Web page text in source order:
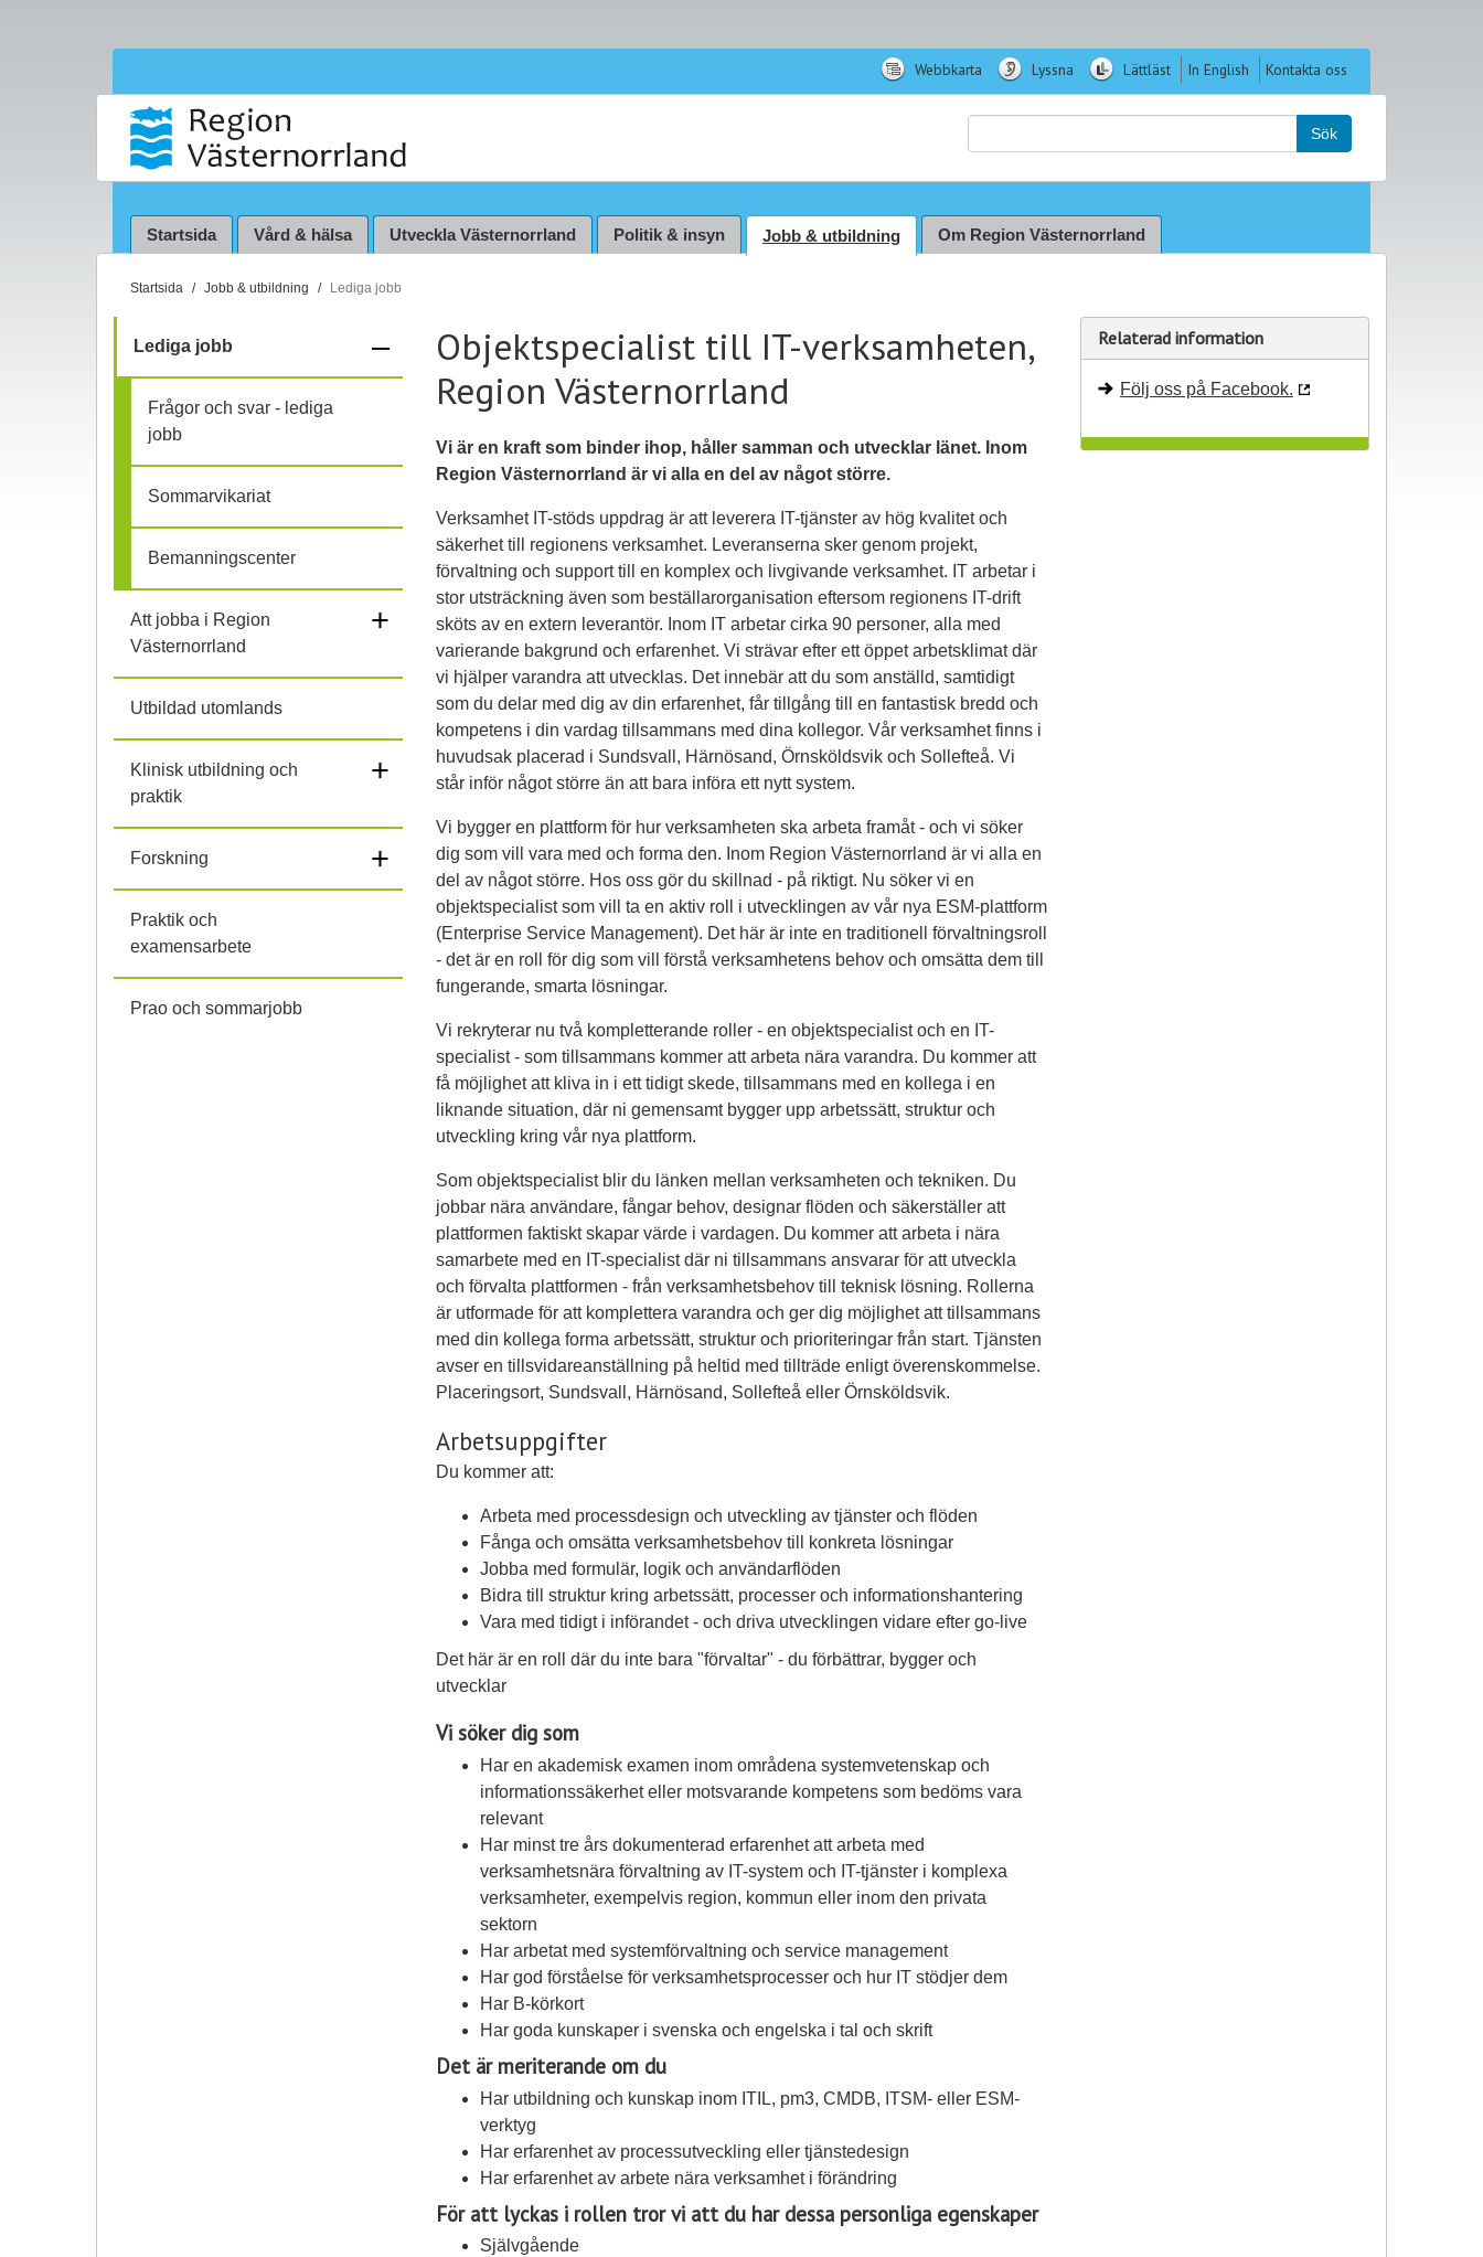
Webbkarta Lyssna Lättläst In English Kontakta oss
Sök
Startsida Vård & hälsa Utveckla Västernorrland Politik & insyn Jobb & utbildning Om Region Västernorrland
D
ä
r
:
Startsida Jobb & utbildning Lediga jobb
Lediga jobb
–
l
i
h
o
Frågor och svar - lediga
jobb
Sommarvikariat
Bemanningscenter
Att jobba i Region
Västernorrland
+
Utbildad utomlands
Klinisk utbildning och
praktik
+
Forskning +
Praktik och
examensarbete
Prao och sommarjobb
Objektspecialist till IT-verksamheten,
Region Västernorrland
Vi är en kraft som binder ihop, håller samman och utvecklar länet. Inom
Region Västernorrland är vi alla en del av något större.
Verksamhet IT-stöds uppdrag är att leverera IT-tjänster av hög kvalitet och
säkerhet till regionens verksamhet. Leveranserna sker genom projekt,
förvaltning och support till en komplex och livgivande verksamhet. IT arbetar i
stor utsträckning även som beställarorganisation eftersom regionens IT-drift
sköts av en extern leverantör. Inom IT arbetar cirka 90 personer, alla med
varierande bakgrund och erfarenhet. Vi strävar efter ett öppet arbetsklimat där
vi hjälper varandra att utvecklas. Det innebär att du som anställd, samtidigt
som du delar med dig av din erfarenhet, får tillgång till en fantastisk bredd och
kompetens i din vardag tillsammans med dina kollegor. Vår verksamhet finns i
huvudsak placerad i Sundsvall, Härnösand, Örnsköldsvik och Sollefteå. Vi
står inför något större än att bara införa ett nytt system.
Vi bygger en plattform för hur verksamheten ska arbeta framåt - och vi söker
dig som vill vara med och forma den. Inom Region Västernorrland är vi alla en
del av något större. Hos oss gör du skillnad - på riktigt. Nu söker vi en
objektspecialist som vill ta en aktiv roll i utvecklingen av vår nya ESM-plattform
(Enterprise Service Management). Det här är inte en traditionell förvaltningsroll
- det är en roll för dig som vill förstå verksamhetens behov och omsätta dem till
fungerande, smarta lösningar.
Vi rekryterar nu två kompletterande roller - en objektspecialist och en IT-
specialist - som tillsammans kommer att arbeta nära varandra. Du kommer att
få möjlighet att kliva in i ett tidigt skede, tillsammans med en kollega i en
liknande situation, där ni gemensamt bygger upp arbetssätt, struktur och
utveckling kring vår nya plattform.
Som objektspecialist blir du länken mellan verksamheten och tekniken. Du
jobbar nära användare, fångar behov, designar flöden och säkerställer att
plattformen faktiskt skapar värde i vardagen. Du kommer att arbeta i nära
samarbete med en IT-specialist där ni tillsammans ansvarar för att utveckla
och förvalta plattformen - från verksamhetsbehov till teknisk lösning. Rollerna
är utformade för att komplettera varandra och ger dig möjlighet att tillsammans
med din kollega forma arbetssätt, struktur och prioriteringar från start. Tjänsten
avser en tillsvidareanställning på heltid med tillträde enligt överenskommelse.
Placeringsort, Sundsvall, Härnösand, Sollefteå eller Örnsköldsvik.
Arbetsuppgifter
Du kommer att:
Arbeta med processdesign och utveckling av tjänster och flöden
Fånga och omsätta verksamhetsbehov till konkreta lösningar
Jobba med formulär, logik och användarflöden
Bidra till struktur kring arbetssätt, processer och informationshantering
Vara med tidigt i införandet - och driva utvecklingen vidare efter go-live
Det här är en roll där du inte bara "förvaltar" - du förbättrar, bygger och
utvecklar
Vi söker dig som
Har en akademisk examen inom områdena systemvetenskap och
informationssäkerhet eller motsvarande kompetens som bedöms vara
relevant
Har minst tre års dokumenterad erfarenhet att arbeta med
verksamhetsnära förvaltning av IT-system och IT-tjänster i komplexa
verksamheter, exempelvis region, kommun eller inom den privata
sektorn
Har arbetat med systemförvaltning och service management
Har god förståelse för verksamhetsprocesser och hur IT stödjer dem
Har B-körkort
Har goda kunskaper i svenska och engelska i tal och skrift
Det är meriterande om du
Har utbildning och kunskap inom ITIL, pm3, CMDB, ITSM- eller ESM-
verktyg
Har erfarenhet av processutveckling eller tjänstedesign
Har erfarenhet av arbete nära verksamhet i förändring
För att lyckas i rollen tror vi att du har dessa personliga egenskaper
Självgående
Relaterad information
Följ oss på Facebook.